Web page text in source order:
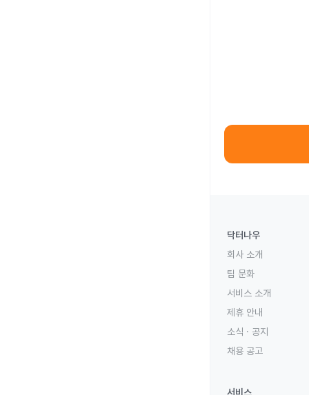
닥터나우
회사 소개
팀 문화
서비스 소개
제휴 안내
소식 · 공지
채용 공고
서비스